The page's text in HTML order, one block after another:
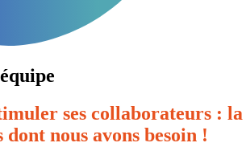
ses collaborateurs : la
dont nous avons besoin !